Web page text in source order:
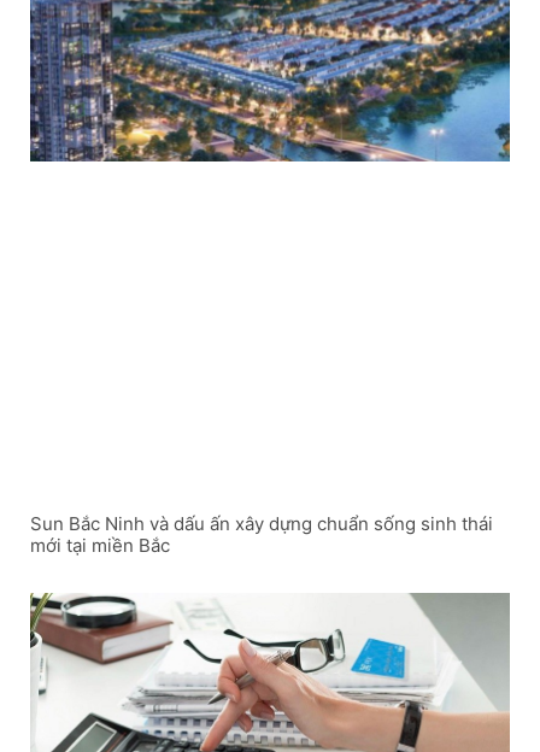
Sun Bắc Ninh và dấu ấn xây dựng chuẩn sống sinh thái
mới tại miền Bắc